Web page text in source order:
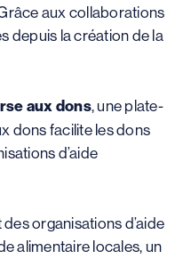
aux collaborations
depuis la création de la
aux dons, une plate-
dons facilite les dons
d’aide
organisations d’aide
alimentaire locales, un